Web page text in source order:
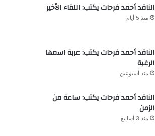
الناقد أحمد فرحات يكتب: اللقاء الأخير
منذ 5 أيام
الناقد أحمد فرحات يكتب: عربة اسمها
الرغبة
منذ أسبوعين
الناقد أحمد فرحات يكتب: ساعة من
الزمن
منذ 3 أسابيع